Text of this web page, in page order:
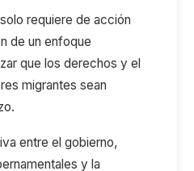
requiere de acción
de un enfoque
que los derechos y el
migrantes sean
entre el gobierno,
y la